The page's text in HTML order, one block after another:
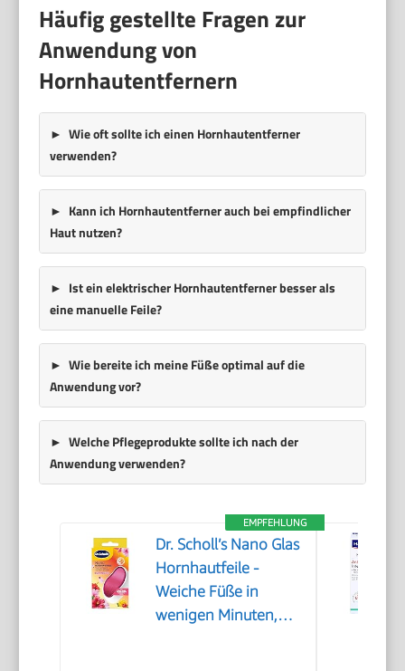
Häufig gestellte Fragen zur
Anwendung von
Hornhautentfernern
Wie oft sollte ich einen Hornhautentferner
verwenden?
Kann ich Hornhautentferner auch bei empfindlicher
Haut nutzen?
Ist ein elektrischer Hornhautentferner besser als
eine manuelle Feile?
Wie bereite ich meine Füße optimal auf die
Anwendung vor?
Welche Pflegeprodukte sollte ich nach der
Anwendung verwenden?
EMPFEHLUNG
Dr. Scholl’s Nano Glas
Hornhautfeile -
Weiche Füße in
wenigen Minuten,